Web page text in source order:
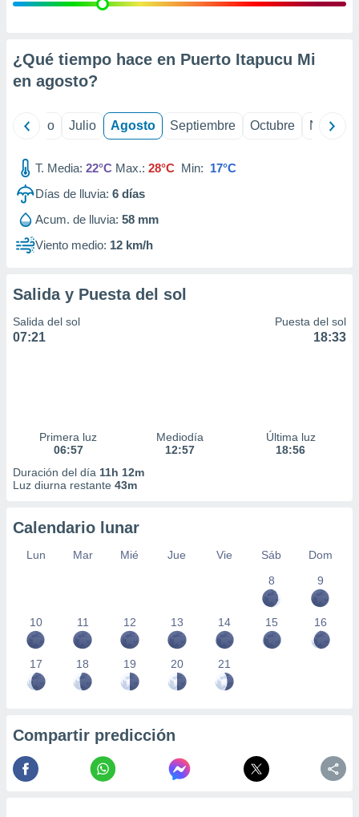
e
mediante
publicidad
de
1199
¿Qué tiempo hace en Puerto Itapucu Mi
en agosto?
Junio Julio Agosto Septiembre Octubre
T. Media: 22°C Max.: 28°C Min: 17°C
Días de lluvia: 6 días
Acum. de lluvia: 58 mm
Viento medio: 12 km/h
Salida y Puesta del sol
Salida del sol
07:21
Puesta del sol
18:33
Primera luz
06:57
Mediodía
12:57
Última luz
18:56
Duración del día 11h 12m
Luz diurna restante 43m
Calendario lunar
Lun Mar Mié Jue Vie Sáb
Dom
8
9
10 11 12 13 14 15 16
17 18 19 20 21
Compartir predicción